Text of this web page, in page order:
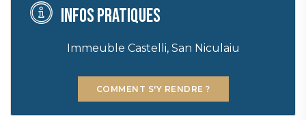
Infos pratiques
Immeuble Castelli, San Niculaiu
COMMENT S'Y RENDRE ?